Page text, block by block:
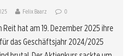
Felix Baarz 0
Reit hat am 19. Dezember 2025 ihre
das Geschäftsjahr 2024/2025